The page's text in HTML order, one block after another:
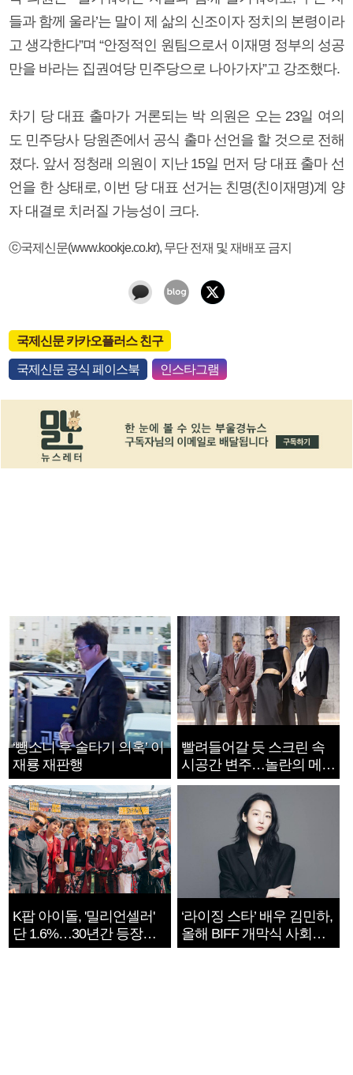
들과 함께 울라’는 말이 제 삶의 신조이자 정치의 본령이라
고 생각한다”며 “안정적인 원팀으로서 이재명 정부의 성공
만을 바라는 집권여당 민주당으로 나아가자”고 강조했다.
차기 당 대표 출마가 거론되는 박 의원은 오는 23일 여의
도 민주당사 당원존에서 공식 출마 선언을 할 것으로 전해
졌다. 앞서 정청래 의원이 지난 15일 먼저 당 대표 출마 선
언을 한 상태로, 이번 당 대표 선거는 친명(친이재명)계 양
자 대결로 치러질 가능성이 크다.
ⓒ국제신문(www.kookje.co.kr), 무단 전재 및 재배포 금지
국제신문 카카오플러스 친구
국제신문 공식 페이스북 인스타그램
‘뺑소니 후 술타기 의혹’ 이
재룡 재판행
빨려들어갈 듯 스크린 속
시공간 변주…놀란의 메시
지는 ‘전쟁 속죄’
K팝 아이돌, '밀리언셀러'
단 1.6%…30년간 등장
1182개팀 전수조사
‘라이징 스타’ 배우 김민하,
올해 BIFF 개막식 사회자
확정